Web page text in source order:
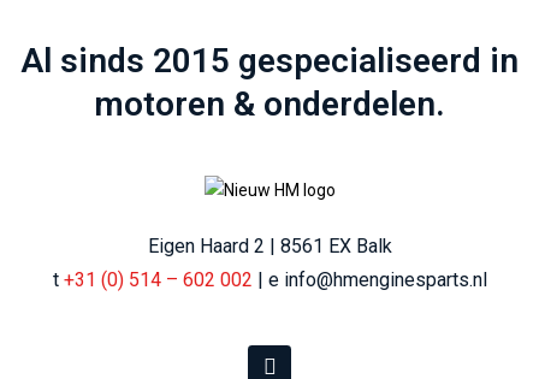
Al sinds 2015 gespecialiseerd in
motoren & onderdelen.
Eigen Haard 2 | 8561 EX Balk
t +31 (0) 514 – 602 002 | e info@hmenginesparts.nl